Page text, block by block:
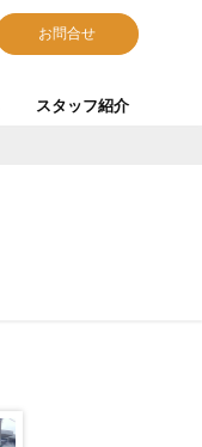
お問合せ
スタッフ紹介